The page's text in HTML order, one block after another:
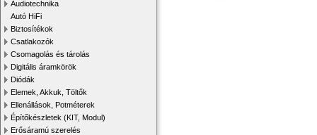
Audiotechnika
Autó HiFi
Biztosítékok
Csatlakozók
Csomagolás és tárolás
Digitális áramkörök
Diódák
Elemek, Akkuk, Töltők
Ellenállások, Potméterek
Építőkészletek (KIT, Modul)
Erősáramú szerelés